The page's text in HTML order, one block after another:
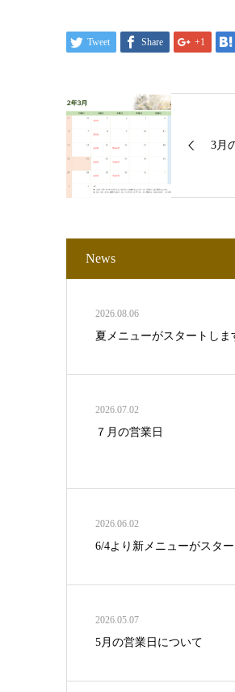
Tweet Share +1
3月
News
2026.08.06
夏メニューがスタートしま
2026.07.02
７月の営業日
2026.06.02
6/4より新メニューがスター
2026.05.07
5月の営業日について